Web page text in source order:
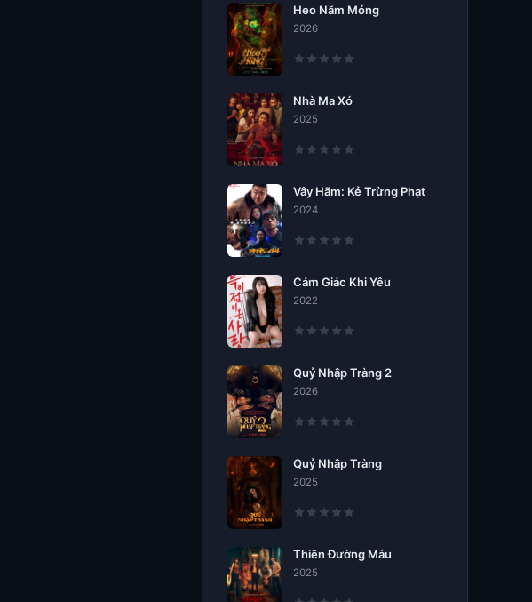
Heo Năm Móng
2026
Nhà Ma Xó
2025
Vây Hãm: Kẻ Trừng Phạt
2024
Cảm Giác Khi Yêu
2022
Quỷ Nhập Tràng 2
2026
Quỷ Nhập Tràng
2025
Thiên Đường Máu
2025